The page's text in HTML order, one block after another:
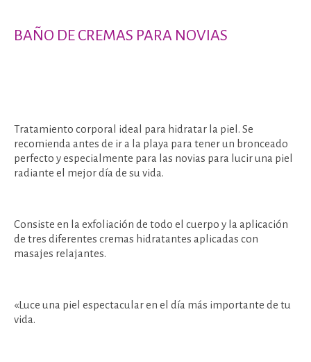
CORPORALES
BAÑO DE CREMAS PARA NOVIAS
Tratamiento corporal ideal para hidratar la piel. Se
recomienda antes de ir a la playa para tener un bronceado
perfecto y especialmente para las novias para lucir una piel
radiante el mejor día de su vida.
Consiste en la exfoliación de todo el cuerpo y la aplicación
de tres diferentes cremas hidratantes aplicadas con
masajes relajantes.
«Luce una piel espectacular en el día más importante de tu
vida.